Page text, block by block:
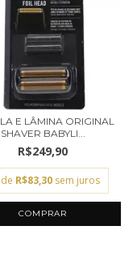
E LÂMINA ORIGINAL
SHAVER BABYLI...
R$249,90
R$83,30 sem juros